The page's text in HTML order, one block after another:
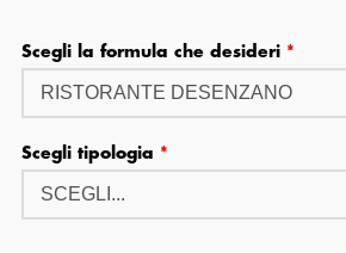
Scegli la formula che desideri *
Scegli tipologia *